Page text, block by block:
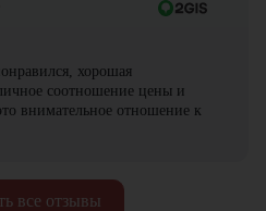
все отзывы
хорошая
соотношение цены и
внимательное отношение к